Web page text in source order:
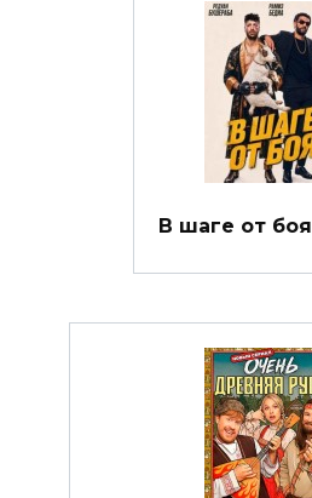
В шаге от